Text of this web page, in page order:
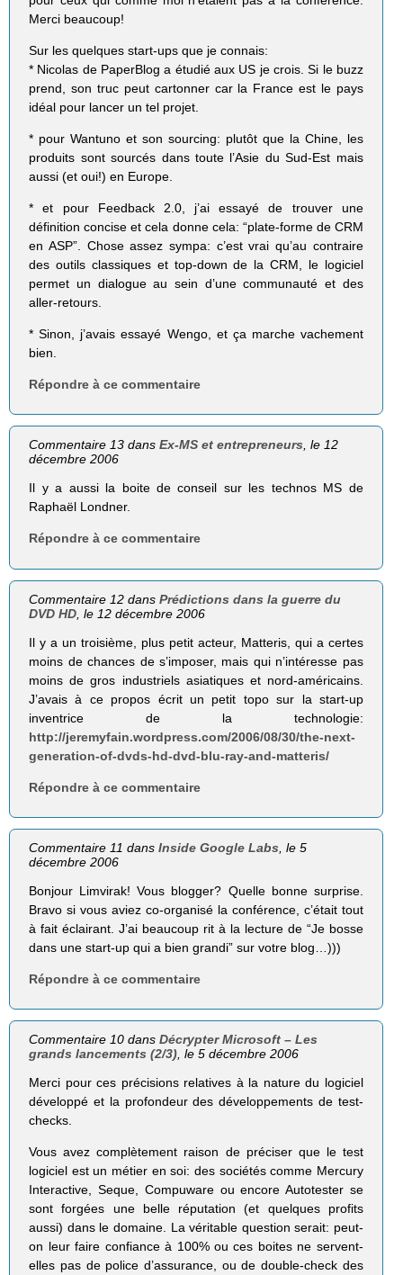
Merci beaucoup!
Sur les quelques start-ups que je connais:
* Nicolas de PaperBlog a étudié aux US je crois. Si le buzz
prend, son truc peut cartonner car la France est le pays
idéal pour lancer un tel projet.
* pour Wantuno et son sourcing: plutôt que la Chine, les
produits sont sourcés dans toute l’Asie du Sud-Est mais
aussi (et oui!) en Europe.
* et pour Feedback 2.0, j’ai essayé de trouver une
définition concise et cela donne cela: “plate-forme de CRM
en ASP”. Chose assez sympa: c’est vrai qu’au contraire
des outils classiques et top-down de la CRM, le logiciel
permet un dialogue au sein d’une communauté et des
aller-retours.
* Sinon, j’avais essayé Wengo, et ça marche vachement
bien.
Répondre à ce commentaire
Commentaire 13 dansEx-MS et entrepreneurs, le 12
décembre 2006
Il y a aussi la boite de conseil sur les technos MS de
Raphaël Londner.
Répondre à ce commentaire
Commentaire 12 dansPrédictions dans la guerre du
DVD HD , le 12 décembre 2006
Il y a un troisième, plus petit acteur, Matteris, qui a certes
moins de chances de s’imposer, mais qui n’intéresse pas
moins de gros industriels asiatiques et nord-américains.
J’avais à ce propos écrit un petit topo sur la start-up
inventrice de la technologie:
http://jeremyfain.wordpress.com/2006/08/30/the-next-
generation-of-dvds-hd-dvd-blu-ray-and-matteris/
Répondre à ce commentaire
Commentaire 11 dansInside Google Labs , le 5
décembre 2006
Bonjour Limvirak! Vous blogger? Quelle bonne surprise.
Bravo si vous aviez co-organisé la conférence, c’était tout
à fait éclairant. J’ai beaucoup rit à la lecture de “Je bosse
dans une start-up qui a bien grandi” sur votre blog…)))
Répondre à ce commentaire
Commentaire 10 dansDécrypter Microsoft – Les
grands lancements (2/3) , le 5 décembre 2006
Merci pour ces précisions relatives à la nature du logiciel
développé et la profondeur des développements de test-
checks.
Vous avez complètement raison de préciser que le test
logiciel est un métier en soi: des sociétés comme Mercury
Interactive, Seque, Compuware ou encore Autotester se
sont forgées une belle réputation (et quelques profits
aussi) dans le domaine. La véritable question serait: peut-
on leur faire confiance à 100% ou ces boites ne servent-
elles pas de police d’assurance, ou de double-check des